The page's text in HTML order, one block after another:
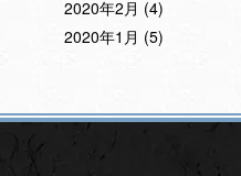
2020年2月 (4)
2020年1月 (5)